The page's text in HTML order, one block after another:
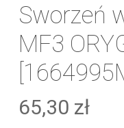
Sworzeń
MF3
65,30 zł